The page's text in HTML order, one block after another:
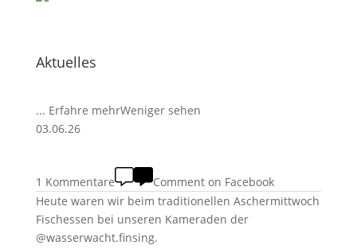
Aktuelles
... Erfahre mehrWeniger sehen
03.06.26
1 Kommentare
Comment on Facebook
Heute waren wir beim traditionellen Aschermittwoch
Fischessen bei unseren Kameraden der
@wasserwacht.finsing.